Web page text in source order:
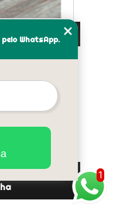
Indianópolis
1
WhatsApp.